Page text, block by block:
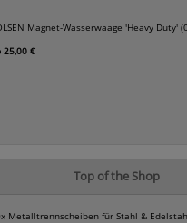
Magnet-Wasserwaage 'Heavy Duty'
25,00 €
Top of the Shop
Metalltrennscheiben für Stahl &